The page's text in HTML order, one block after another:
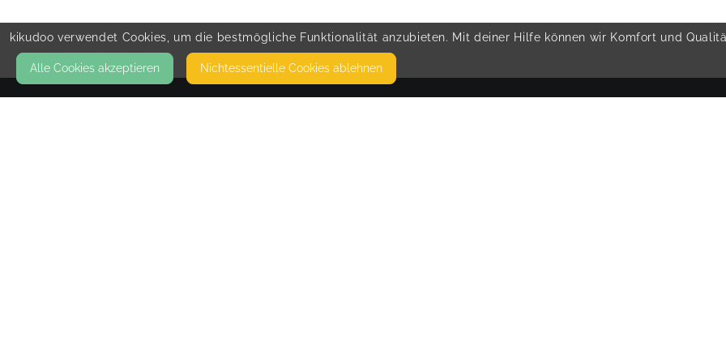
kikudoo verwendet Cookies, um die bestmögliche Funktionalität anzubieten. Mit deiner Hilfe können wir Komfort und
Alle Cookies akzeptieren Nicht­essentielle Cookies ablehnen